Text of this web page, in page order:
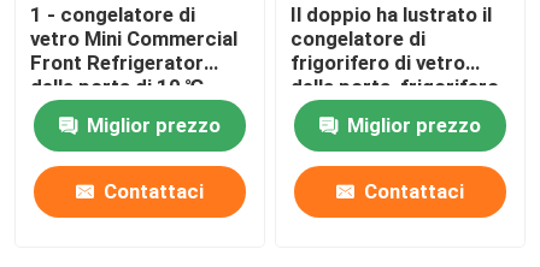
1 - congelatore di
vetro Mini Commercial
Front Refrigerator
della porta di 10 ℃
Miglior prezzo
Contattaci
Il doppio ha lustrato il
congelatore di
frigorifero di vetro
della porta, frigorifero
dell'esposizione della
bevanda del LED 1260L
Miglior prezzo
Contattaci